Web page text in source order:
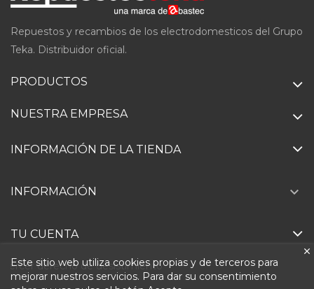
Repuestos y recambios de los electrodomesticos del Grupo
Teka. Distribuidor oficial.
PRODUCTOS
NUESTRA EMPRESA
INFORMACIÓN DE LA TIENDA
Este sitio web utiliza cookies propias y de terceros para
mejorar nuestros servicios. Para dar su consentimiento
INFORMACIÓN 
TU CUENTA
Ejercer derecho de desistimiento